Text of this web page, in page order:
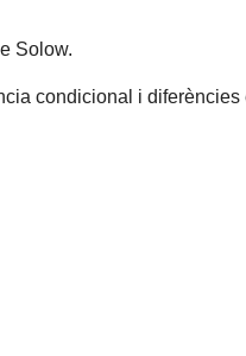
Solow.
condicional i diferències